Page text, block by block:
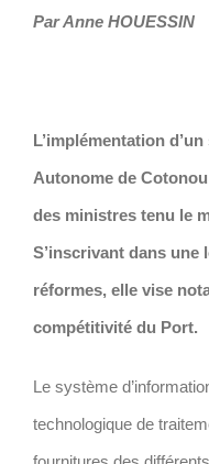
l'image
Par Anne HOUESSIN
L’implémentation
Autonome de
des ministres tenu le
S’inscrivant dans une
réformes, elle vise
compétitivité du Port.
Le système
technologique de